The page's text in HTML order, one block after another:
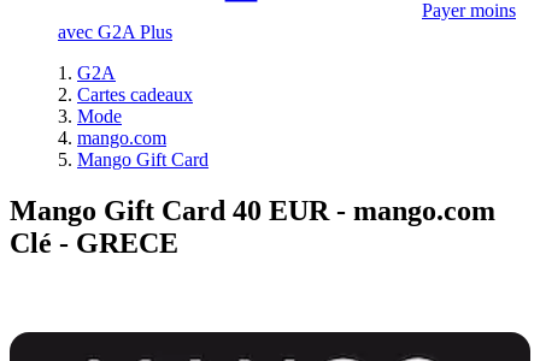
Payer moins
avec G2A Plus
G2A
Cartes cadeaux
Mode
mango.com
Mango Gift Card
Mango Gift Card 40 EUR - mango.com
Clé - GRECE